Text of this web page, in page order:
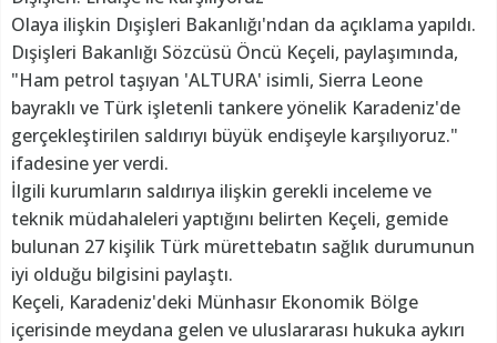
Olaya ilişkin Dışişleri Bakanlığı'ndan da açıklama yapıldı.
Dışişleri Bakanlığı Sözcüsü Öncü Keçeli, paylaşımında,
"Ham petrol taşıyan 'ALTURA' isimli, Sierra Leone
bayraklı ve Türk işletenli tankere yönelik Karadeniz'de
gerçekleştirilen saldırıyı büyük endişeyle karşılıyoruz."
ifadesine yer verdi.
İlgili kurumların saldırıya ilişkin gerekli inceleme ve
teknik müdahaleleri yaptığını belirten Keçeli, gemide
bulunan 27 kişilik Türk mürettebatın sağlık durumunun
iyi olduğu bilgisini paylaştı.
Keçeli, Karadeniz'deki Münhasır Ekonomik Bölge
içerisinde meydana gelen ve uluslararası hukuka aykırı